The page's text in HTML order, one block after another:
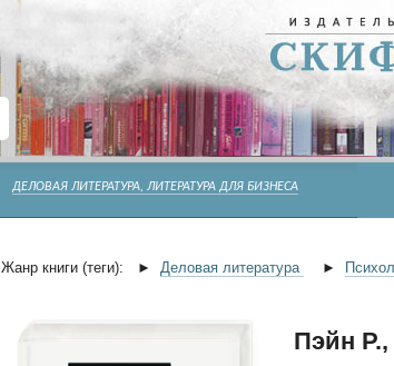
ДЕЛОВАЯ ЛИТЕРАТУРА, ЛИТЕРАТУРА ДЛЯ БИЗНЕСА
Жанр книги (теги): ► Деловая литература ►
Пэйн Р.,